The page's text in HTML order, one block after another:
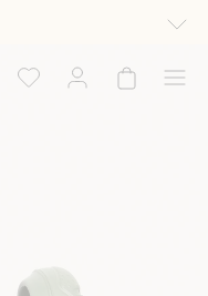
tai tarjouksiin.